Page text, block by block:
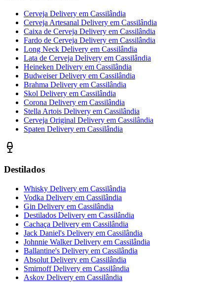
Cerveja Delivery em Cassilândia
Cerveja Artesanal Delivery em Cassilândia
Caixa de Cerveja Delivery em Cassilândia
Fardo de Cerveja Delivery em Cassilândia
Long Neck Delivery em Cassilândia
Lata de Cerveja Delivery em Cassilândia
Heineken Delivery em Cassilândia
Budweiser Delivery em Cassilândia
Brahma Delivery em Cassilândia
Skol Delivery em Cassilândia
Corona Delivery em Cassilândia
Stella Artois Delivery em Cassilândia
Cerveja Original Delivery em Cassilândia
Spaten Delivery em Cassilândia
Destilados
Whisky Delivery em Cassilândia
Vodka Delivery em Cassilândia
Gin Delivery em Cassilândia
Destilados Delivery em Cassilândia
Cachaça Delivery em Cassilândia
Jack Daniel's Delivery em Cassilândia
Johnnie Walker Delivery em Cassilândia
Ballantine's Delivery em Cassilândia
Absolut Delivery em Cassilândia
Smirnoff Delivery em Cassilândia
Askov Delivery em Cassilândia